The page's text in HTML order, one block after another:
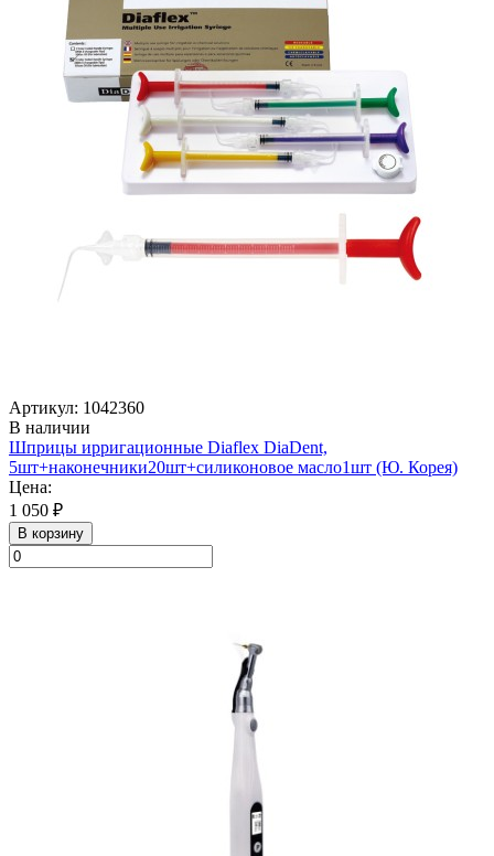
Артикул: 1042360
В наличии
Шприцы ирригационные Diaflex DiaDent,
5шт+наконечники20шт+силиконовое масло1шт (Ю. Корея)
Цена:
1 050 ₽
В корзину